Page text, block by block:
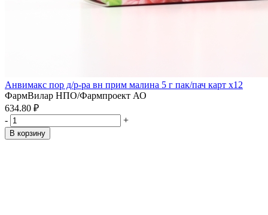
Анвимакс пор д/р-ра вн прим малина 5 г пак/пач карт x12
ФармВилар НПО/Фармпроект АО
634.80 ₽
-
+
В корзину